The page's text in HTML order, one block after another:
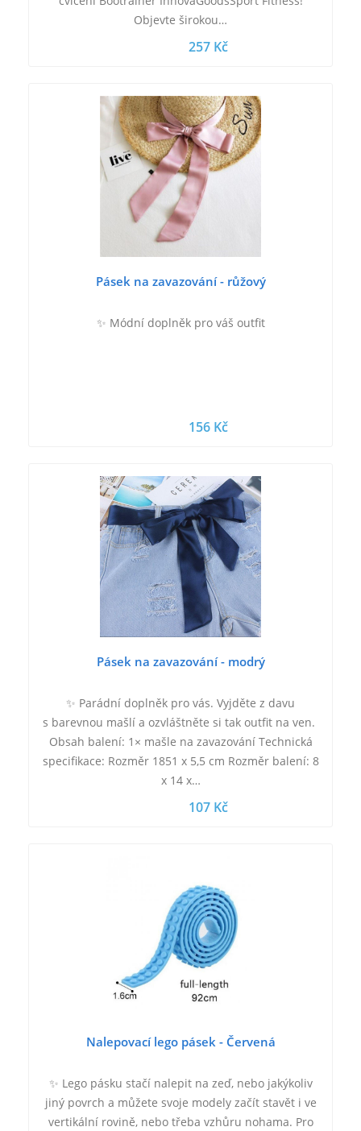
Objevte širokou…
257 Kč
Pásek na zavazování - růžový
✨ Módní doplněk pro váš outfit
156 Kč
Pásek na zavazování - modrý
✨ Parádní doplněk pro vás. Vyjděte z davu
s barevnou mašlí a ozvláštněte si tak outfit na ven.
Obsah balení: 1× mašle na zavazování Technická
specifikace: Rozměr 1851 x 5,5 cm Rozměr balení: 8
x 14 x…
107 Kč
Nalepovací lego pásek - Červená
✨ Lego pásku stačí nalepit na zeď, nebo jakýkoliv
jiný povrch a můžete svoje modely začít stavět i ve
vertikální rovině, nebo třeba vzhůru nohama. Pro